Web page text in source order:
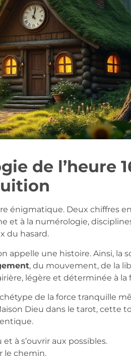
de l’heure
énigmatique. Deux chiffres
et à la numérologie,
du hasard.
appelle une histoire. Ainsi, la
, du mouvement, de la
légère et déterminée à la
de la force tranquille
Dieu dans le tarot, cette
à s’ouvrir aux possibles.
le chemin.